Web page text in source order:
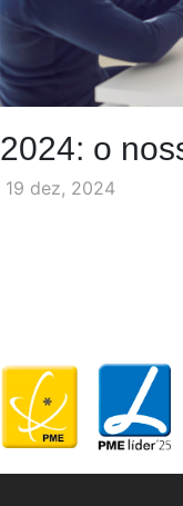
2024: o
19 dez, 2024